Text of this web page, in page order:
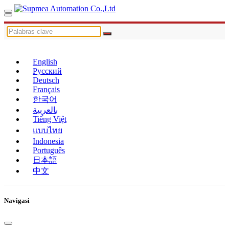
English
Русский
Deutsch
Français
한국어
بالعربية
Tiếng Việt
แบบไทย
Indonesia
Português
日本語
中文
Navigasi